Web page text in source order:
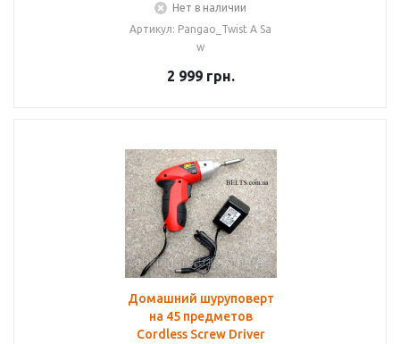
Нет в наличии
Артикул: Pangao_Twist A Sa
w
2 999грн.
Домашний шуруповерт
на 45 предметов
Cordless Screw Driver